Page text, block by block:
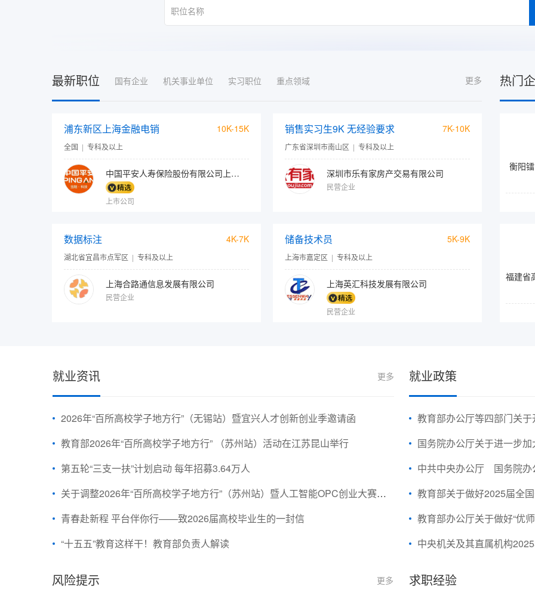
最新职位 国有企业 机关事业单位 实习职位 重点领域 更多
浦东新区上海金融电销 10K-15K
全国 | 专科及以上
中国平安人寿保险股份有限公司上海电话销售中心
上市公司
销售实习生9K 无经验要求 7K-10K
广东省深圳市南山区 | 专科及以上
深圳市乐有家房产交易有限公司
民营企业
数据标注 4K-7K
湖北省宜昌市点军区 | 专科及以上
上海合路通信息发展有限公司
民营企业
储备技术员 5K-9K
上海市嘉定区 | 专科及以上
上海英汇科技发展有限公司
民营企业
热门
衡阳
就业资讯 更多
2026年“百所高校学子地方行”（无锡站）暨宜兴人才创新创业季邀请函
教育部2026年“百所高校学子地方行” （苏州站）活动在江苏昆山举行
第五轮“三支一扶”计划启动 每年招募3.64万人
关于调整2026年“百所高校学子地方行”（苏州站）暨人工智能OPC创业大赛成果展、第十届昆山创业周活动时间的紧急通知
青春赴新程 平台伴你行——致2026届高校毕业生的一封信
“十五五”教育这样干！教育部负责人解读
就业政策
教育部办公厅等四部门关
国务院办公厅关于进一步
中共中央办公厅 国务院办公厅关
教育部关于做好2025届全
教育部办公厅关于做好“优
中央机关及其直属机构
风险提示 更多 求职经验